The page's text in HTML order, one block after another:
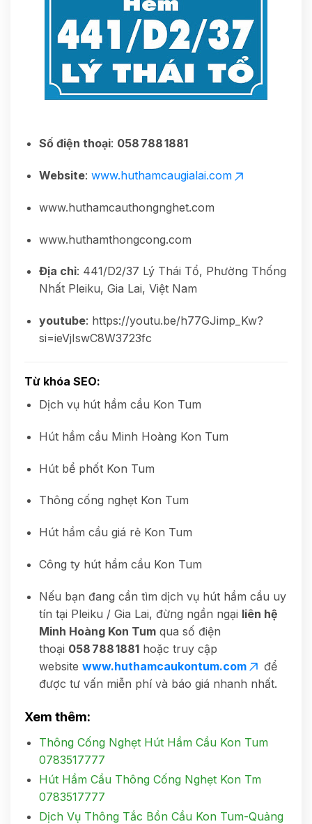
Số điện thoại: 058 788 1881
Website: www.huthamcaugialai.com
www.huthamcauthongnghet.com
www.huthamthongcong.com
Địa chỉ: 441/D2/37 Lý Thái Tổ, Phường Thống
Nhất Pleiku, Gia Lai, Việt Nam
youtube: https://youtu.be/h77GJimp_Kw?
si=ieVjIswC8W3723fc
Từ khóa SEO:
Dịch vụ hút hầm cầu Kon Tum
Hút hầm cầu Minh Hoàng Kon Tum
Hút bể phốt Kon Tum
Thông cống nghẹt Kon Tum
Hút hầm cầu giá rẻ Kon Tum
Công ty hút hầm cầu Kon Tum
Nếu bạn đang cần tìm dịch vụ hút hầm cầu uy
tín tại Pleiku / Gia Lai, đừng ngần ngại liên hệ
Minh Hoàng Kon Tumqua số điện
thoại 058 788 1881hoặc truy cập
website www.huthamcaukontum.com
để
được tư vấn miễn phí và báo giá nhanh nhất.
Xem thêm:
Thông Cống Nghẹt Hút Hầm Cầu Kon Tum
0783517777
Hút Hầm Cầu Thông Cống Nghẹt Kon Tm
0783517777
Dịch Vụ Thông Tắc Bồn Cầu Kon Tum-Quảng